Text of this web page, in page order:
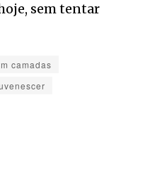
sem tentar
camadas